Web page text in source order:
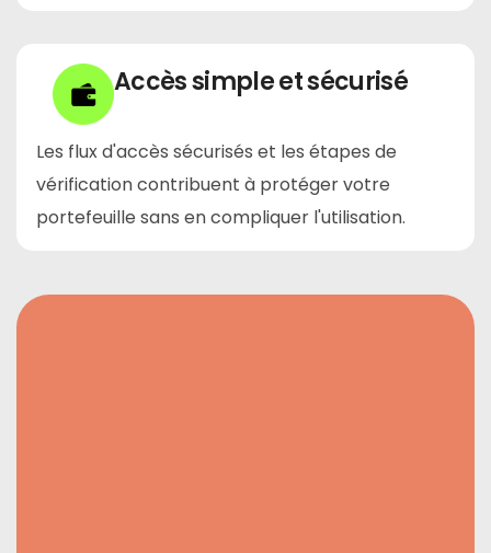
Accès simple et sécurisé
Les flux d'accès sécurisés et les étapes de
vérification contribuent à protéger votre
portefeuille sans en compliquer l'utilisation.